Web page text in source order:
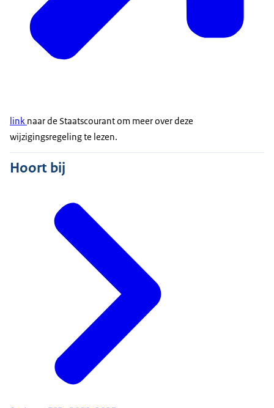
link naar de Staatscourant om meer over deze
wijzigingsregeling te lezen.
Hoort bij